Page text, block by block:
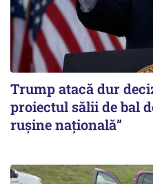
Trump atacă dur
proiectul sălii de bal
ruşine naţională”